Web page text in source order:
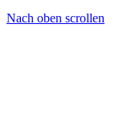
Nach oben scrollen